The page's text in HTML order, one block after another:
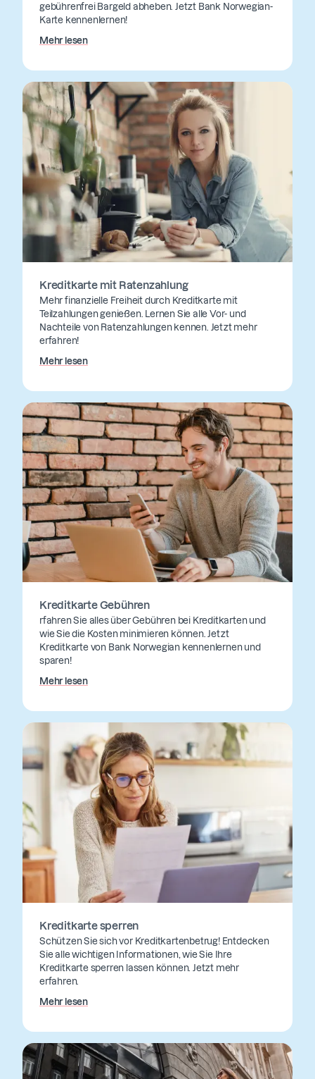
gebührenfrei Bargeld abheben. Jetzt Bank Norwegian-
Karte kennenlernen!
Mehr lesen
Kreditkarte mit Ratenzahlung
Mehr finanzielle Freiheit durch Kreditkarte mit
Teilzahlungen genießen. Lernen Sie alle Vor- und
Nachteile von Ratenzahlungen kennen. Jetzt mehr
erfahren!
Mehr lesen
Kreditkarte Gebühren
rfahren Sie alles über Gebühren bei Kreditkarten und
wie Sie die Kosten minimieren können. Jetzt
Kreditkarte von Bank Norwegian kennenlernen und
sparen!
Mehr lesen
Kreditkarte sperren
Schützen Sie sich vor Kreditkartenbetrug! Entdecken
Sie alle wichtigen Informationen, wie Sie Ihre
Kreditkarte sperren lassen können. Jetzt mehr
erfahren.
Mehr lesen